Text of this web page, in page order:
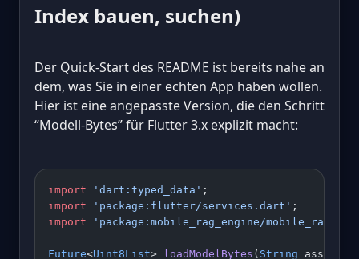
Index bauen, suchen)
Der Quick-Start des README ist bereits nahe an
dem, was Sie in einer echten App haben wollen.
Hier ist eine angepasste Version, die den Schritt
“Modell-Bytes” für Flutter 3.x explizit macht:
import 'dart:typed_data' ;
import 'package:flutter/services.dart' ;
import 'package:mobile_rag_engine/
Future<Uint8List> loadModelBytes ( String